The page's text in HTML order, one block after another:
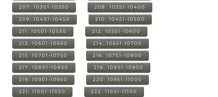
207: 10301-10350 208: 10351-10400
209: 10401-10450 210: 10451-10500
211: 10501-10550 212: 10551-10600
213: 10601-10650 214: 10651-10700
215: 10701-10750 216: 10751-10800
217: 10801-10850 218: 10851-10900
219: 10901-10950 220: 10951-11000
221: 11001-11050 222: 11051-11100